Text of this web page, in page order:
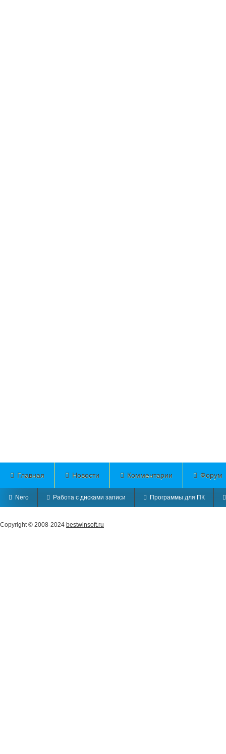
Главная Новости Комментарии Форум
Nero Работа с дисками записи Программы для ПК
Copyright © 2008-2024 bestwinsoft.ru